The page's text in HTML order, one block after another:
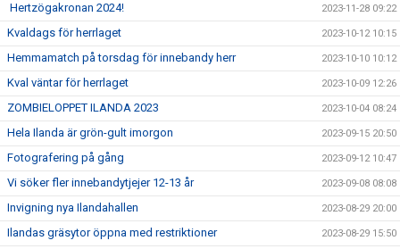
Hertzögakronan 2024! 2023-11-28 09:22
Kvaldags för herrlaget 2023-10-12 10:15
Hemmamatch på torsdag för innebandy herr 2023-10-10 10:12
Kval väntar för herrlaget 2023-10-09 12:26
ZOMBIELOPPET ILANDA 2023 2023-10-04 08:24
Hela Ilanda är grön-gult imorgon 2023-09-15 20:50
Fotografering på gång 2023-09-12 10:47
Vi söker fler innebandytjejer 12-13 år 2023-09-08 08:08
Invigning nya Ilandahallen 2023-08-29 20:00
Ilandas gräsytor öppna med restriktioner 2023-08-29 15:50